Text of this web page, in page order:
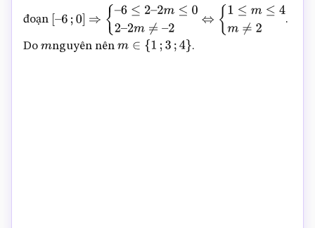
đoạn [ –6 0 ] ⇒{ 6 ≤2–2m ≤0 2–2 2⇔ {1 ≤m≤4m .
Do mnguyên nên m∈{ 1;3; 4 } .